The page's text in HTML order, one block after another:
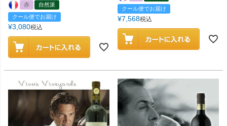
赤
自然派
クール便でお届け
¥3,080税込
クール便でお届け
¥7,568税込